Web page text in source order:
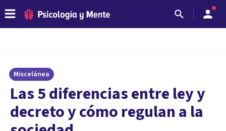
Miscelánea
Las 5 diferencias entre ley y
decreto y cómo regulan a la